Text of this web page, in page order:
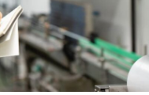
Vous êtes
Prénom